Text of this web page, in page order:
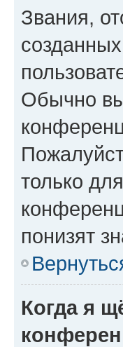
Звания,
Обычно
только
понизят
Когда я